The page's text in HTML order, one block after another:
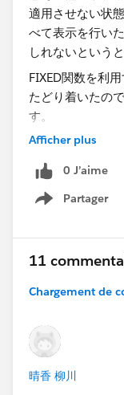
FIXED関数を利
たどり着いたの
す。
Afficher plus
0 J’aime
Partager
Show menu
11
Chargement de
晴香 柳川